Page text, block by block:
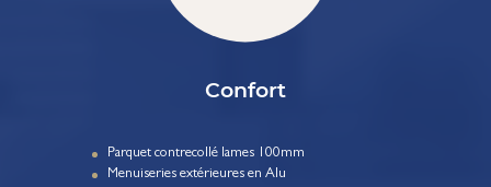
Confort
Parquet contrecollé lames 100mm
Menuiseries extérieures en Alu